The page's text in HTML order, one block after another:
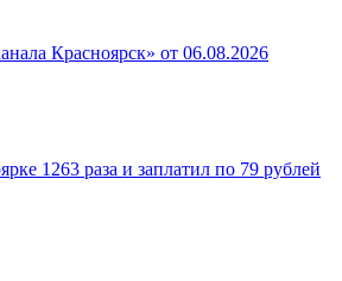
Красноярск» от 06.08.2026
1263 раза и заплатил по 79 рублей